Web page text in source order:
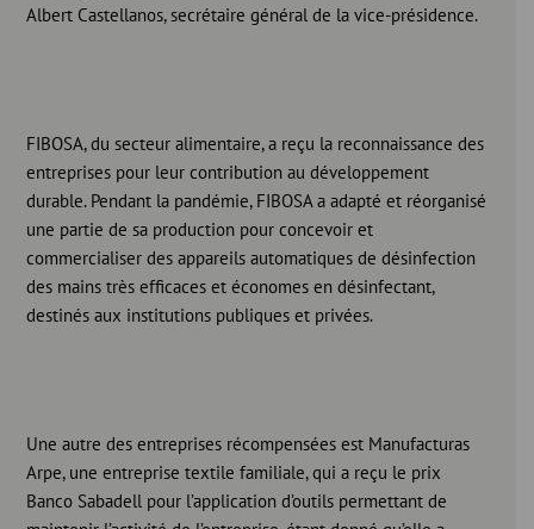
Albert Castellanos, secrétaire général de la vice-présidence.
FIBOSA, du secteur alimentaire, a reçu la reconnaissance des
entreprises pour leur contribution au développement
durable. Pendant la pandémie, FIBOSA a adapté et réorganisé
une partie de sa production pour concevoir et
commercialiser des appareils automatiques de désinfection
des mains très efficaces et économes en désinfectant,
destinés aux institutions publiques et privées.
Une autre des entreprises récompensées est Manufacturas
Arpe, une entreprise textile familiale, qui a reçu le prix
Banco Sabadell pour l’application d’outils permettant de